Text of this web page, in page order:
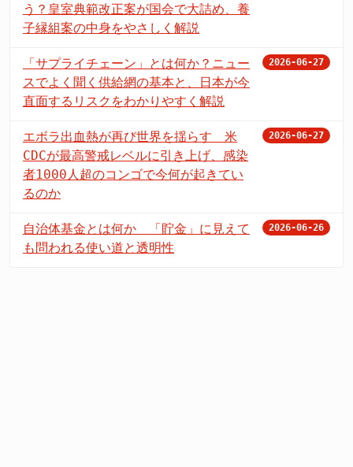
う？皇室典範改正案が国会で大詰め、養
子縁組案の中身をやさしく解説
「サプライチェーン」とは何か？ニュー
スでよく聞く供給網の基本と、日本が今
直面するリスクをわかりやすく解説
2026-06-27
エボラ出血熱が再び世界を揺らす 米
CDCが最高警戒レベルに引き上げ、感染
者1000人超のコンゴで今何が起きてい
るのか
2026-06-27
自治体基金とは何か 「貯金」に見えて
も問われる使い道と透明性
2026-06-26